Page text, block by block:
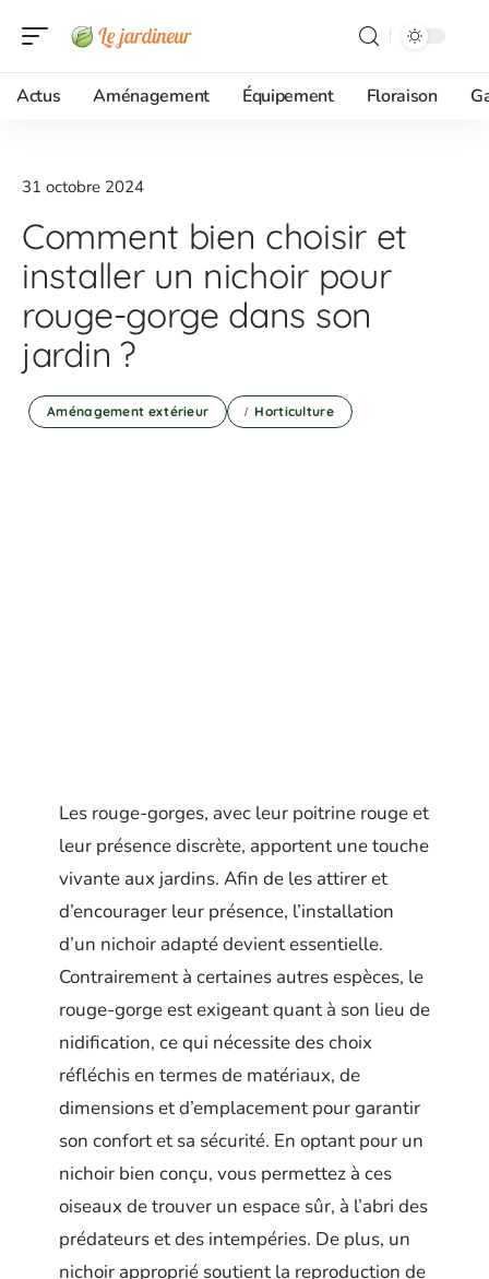
Actus Aménagement Équipement Floraison
31 octobre 2024
Comment bien choisir et
installer un nichoir pour
rouge-gorge dans son
jardin ?
Aménagement extérieur Horticulture
Les rouge-gorges, avec leur poitrine rouge et
leur présence discrète, apportent une touche
vivante aux jardins. Afin de les attirer et
d’encourager leur présence, l’installation
d’un nichoir adapté devient essentielle.
Contrairement à certaines autres espèces, le
rouge-gorge est exigeant quant à son lieu de
nidification, ce qui nécessite des choix
réfléchis en termes de matériaux, de
dimensions et d’emplacement pour garantir
son confort et sa sécurité. En optant pour un
nichoir bien conçu, vous permettez à ces
oiseaux de trouver un espace sûr, à l’abri des
prédateurs et des intempéries. De plus, un
nichoir approprié soutient la reproduction de